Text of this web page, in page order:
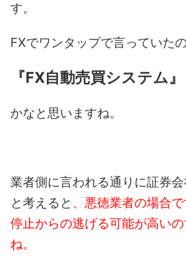
す。
FXでワンタップで言っていた
『FX自動売買システム』
かなと思いますね。
業者側に言われる通りに証券
と考えると 、悪徳業者の場合
停止からの逃げる可能が高い
ね。